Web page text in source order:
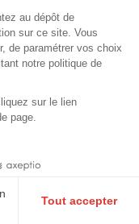
au dépôt de
sur ce site. Vous
de paramétrer vos choix
notre politique de
sur le lien
page.
Tout accepter